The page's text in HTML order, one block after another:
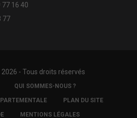
77 16 40
77
- Tous droits réservés
QUI SOMMES-NOUS ?
PLAN DU SITE
MENTIONS LÉGALES